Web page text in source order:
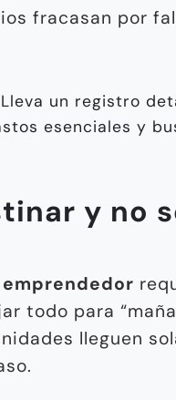
fracasan por
Lleva un registro
esenciales y
y no
todo para
lleguen